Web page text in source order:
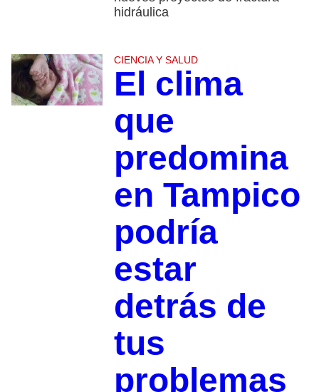
hidráulica
CIENCIA Y SALUD
El clima
que
predomina
en Tampico
podría
estar
detrás de
tus
problemas